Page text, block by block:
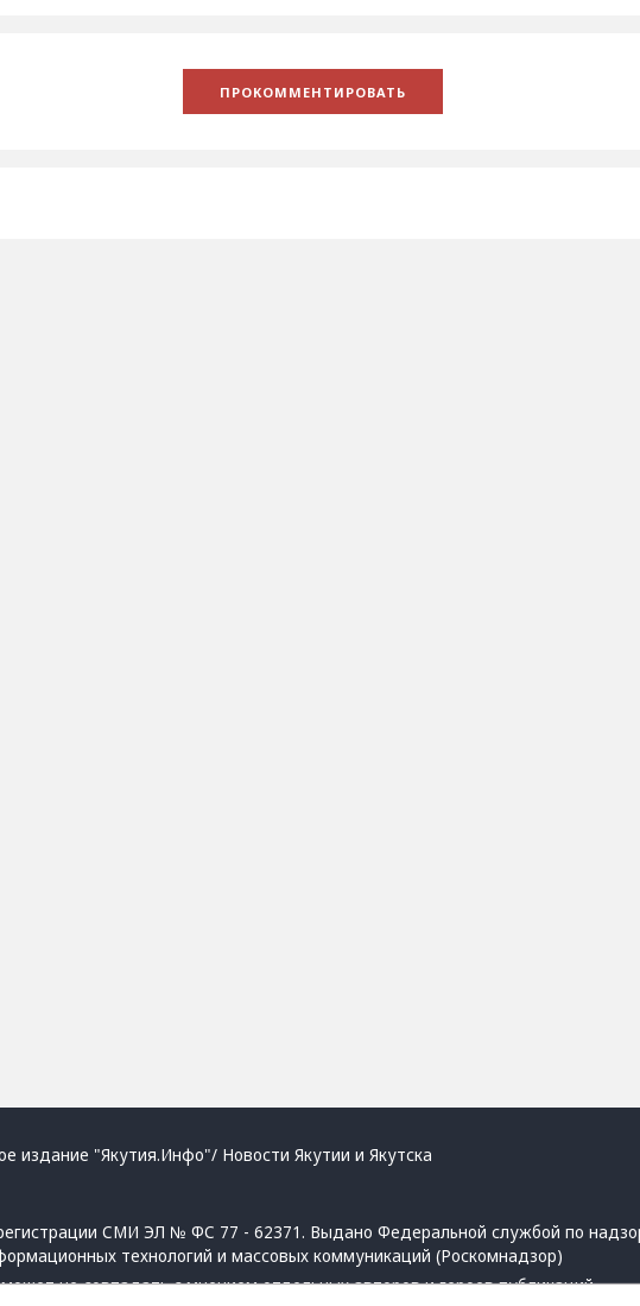
издание "Якутия.Инфо"/ Новости Якутии и Якутска
СМИ ЭЛ № ФС 77 - 62371. Выдано Федеральной службой по
технологий и массовых коммуникаций (Роскомнадзор)
не совпадать с мнением отдельных авторов и героев публикаций.